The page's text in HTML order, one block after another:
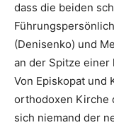
dass die beiden
(Denisenko) und
an der Spitze
Von Episkopat und
orthodoxen Kirche
sich niemand der